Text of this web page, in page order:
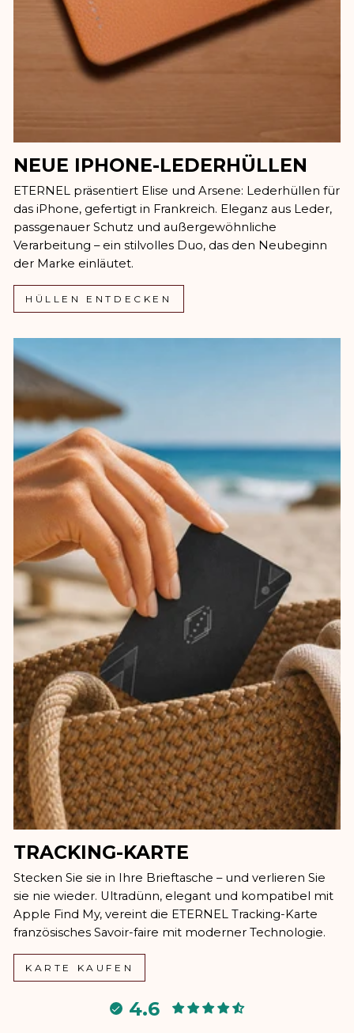
NEUE IPHONE-LEDERHÜLLEN
ETERNEL präsentiert Elise und Arsene: Lederhüllen für
das iPhone, gefertigt in Frankreich. Eleganz aus Leder,
passgenauer Schutz und außergewöhnliche
Verarbeitung – ein stilvolles Duo, das den Neubeginn
der Marke einläutet.
HÜLLEN ENTDECKEN
TRACKING-KARTE
Stecken Sie sie in Ihre Brieftasche – und verlieren Sie
sie nie wieder. Ultradünn, elegant und kompatibel mit
Apple Find My, vereint die ETERNEL Tracking-Karte
französisches Savoir-faire mit moderner Technologie.
KARTE KAUFEN
4.6